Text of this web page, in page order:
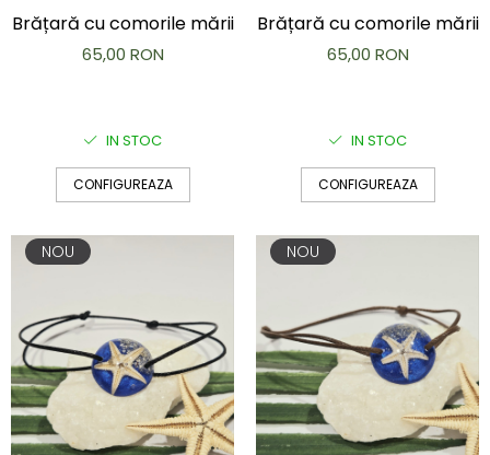
Brățară
Bijuterii aliaj metalic
Mărgele / talisman
Accesorii păr
Bijuterii din Floarea de colț
Colier / Pandantiv
Suport bijuterii
Bijuterii cu cristale naturale
Colier / Pandantiv
Cercei
Brățară
Brățară cu comorile mării
65,00 RON
IN STOC
CONFIGUREAZA
Brățară cu comorile mării
65,00 RON
IN STOC
CONFIGUREAZA
NOU NOU